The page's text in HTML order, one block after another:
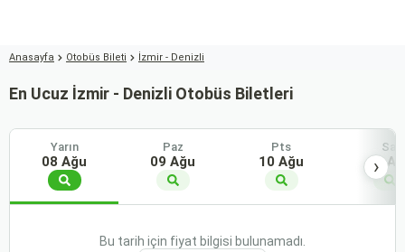
Anasayfa Otobüs Bileti İzmir - Denizli
En Ucuz İzmir - Denizli Otobüs Biletleri
Yarın
08 Ağu
Paz
09 Ağu
Pts
10 Ağu
Sal
11
›
Bu tarih için fiyat bilgisi bulunamadı.